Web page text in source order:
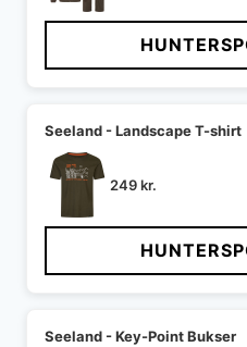
pris
var:
899 kr..
pris
er:
629
Seeland - Landscape T-shirt
249kr.
Seeland - Key-Point Bukser